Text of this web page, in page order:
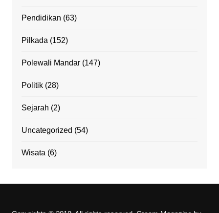
Pendidikan (63)
Pilkada (152)
Polewali Mandar(147)
Politik(28)
Sejarah (2)
Uncategorized (54)
Wisata (6)